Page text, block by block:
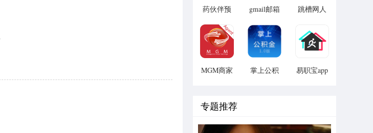
药伙伴预
gmail邮箱
跳槽网人
版
MGM商家
掌上公积
易职宝app
专题推荐